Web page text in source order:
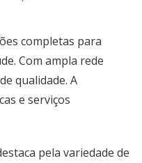
completas para
Com ampla rede
qualidade. A
e serviços
pela variedade de